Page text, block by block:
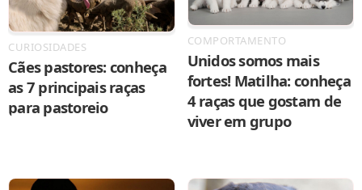
CURIOSIDADES
Cães pastores: conheça
as 7 principais raças
para pastoreio
COMPORTAMENTO
Unidos somos mais
fortes! Matilha: conheça
4 raças que gostam de
viver em grupo